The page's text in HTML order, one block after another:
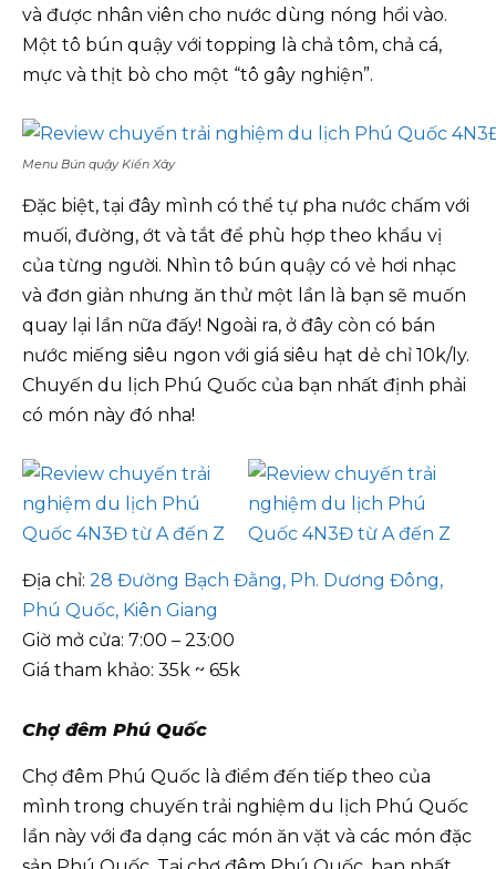
và được nhân viên cho nước dùng nóng hổi vào.
Một tô bún quậy với topping là chả tôm, chả cá,
mực và thịt bò cho một “tô gây nghiện”.
Menu Bún quậy Kiến Xây
Đặc biệt, tại đây mình có thể tự pha nước chấm với
muối, đường, ớt và tắt để phù hợp theo khẩu vị
của từng người. Nhìn tô bún quậy có vẻ hơi nhạc
và đơn giản nhưng ăn thử một lần là bạn sẽ muốn
quay lại lần nữa đấy! Ngoài ra, ở đây còn có bán
nước miếng siêu ngon với giá siêu hạt dẻ chỉ 10k/ly.
Chuyến du lịch Phú Quốc của bạn nhất định phải
có món này đó nha!
Địa chỉ: 28 Đường Bạch Đằng, Ph. Dương Đông,
Phú Quốc, Kiên Giang
Giờ mở cửa: 7:00 – 23:00
Giá tham khảo: 35k ~ 65k
Chợ đêm Phú Quốc
Chợ đêm Phú Quốc là điểm đến tiếp theo của
mình trong chuyến trải nghiệm du lịch Phú Quốc
lần này với đa dạng các món ăn vặt và các món đặc